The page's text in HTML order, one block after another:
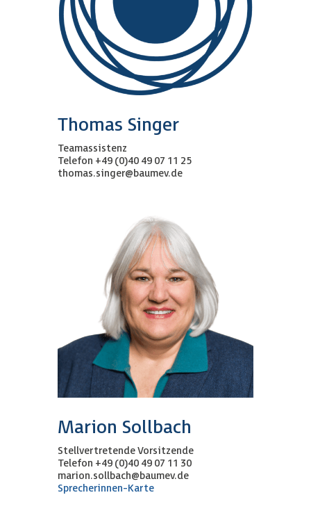
Thomas Singer
Teamassistenz
Telefon +49 (0)40 49 07 11 25
thomas.singer@baumev.de
Marion Sollbach
Stellvertretende Vorsitzende
Telefon +49 (0)40 49 07 11 30
marion.sollbach@baumev.de
Sprecherinnen-Karte